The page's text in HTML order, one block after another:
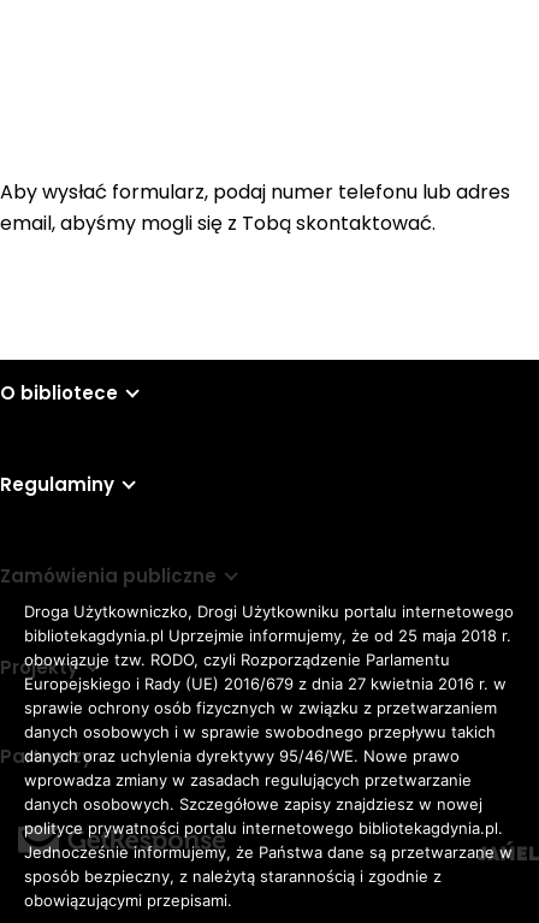
Rozmiar
czcionki
Adomyślna czcionka
Awiększa czcionka
Aduża czcionka
KONTRAST:
ZWIĘKSZ
ODSTĘPY
W
Aby wysłać formularz, podaj numer telefonu lub adres
email, abyśmy mogli się z Tobą skontaktować.
O bibliotece
Regulaminy
Zamówienia publiczne
Projekty
Partnerzy
Droga Użytkowniczko, Drogi Użytkowniku portalu internetowego
bibliotekagdynia.pl Uprzejmie informujemy, że od 25 maja 2018 r.
obowiązuje tzw. RODO, czyli Rozporządzenie Parlamentu
Europejskiego i Rady (UE) 2016/679 z dnia 27 kwietnia 2016 r. w
sprawie ochrony osób fizycznych w związku z przetwarzaniem
danych osobowych i w sprawie swobodnego przepływu takich
danych oraz uchylenia dyrektywy 95/46/WE. Nowe prawo
wprowadza zmiany w zasadach regulujących przetwarzanie
danych osobowych. Szczegółowe zapisy znajdziesz w nowej
polityce prywatności portalu internetowego bibliotekagdynia.pl.
Jednocześnie informujemy, że Państwa dane są przetwarzane w
sposób bezpieczny, z należytą starannością i zgodnie z
obowiązującymi przepisami.